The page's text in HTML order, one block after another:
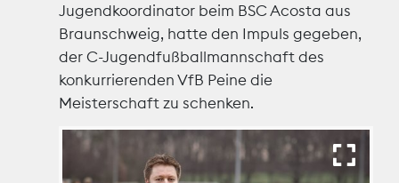
Nova Award
Pressefreiheit
Recht
Jugendkoordinator beim BSC Acosta aus
Braunschweig, hatte den Impuls gegeben,
der C-Jugendfußballmannschaft des
konkurrierenden VfB Peine die
Meisterschaft zu schenken.